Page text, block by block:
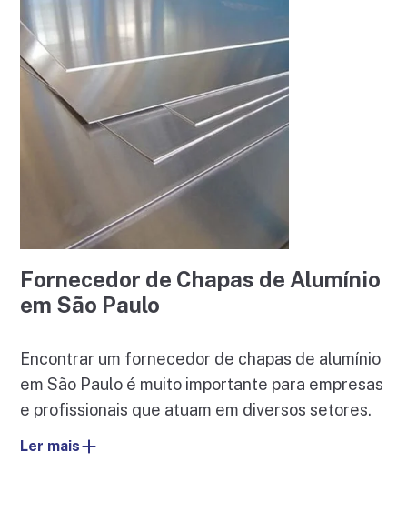
Fornecedor de Chapas de Alumínio
em São Paulo
Encontrar um fornecedor de chapas de alumínio
em São Paulo é muito importante para empresas
e profissionais que atuam em diversos setores.
Ler mais